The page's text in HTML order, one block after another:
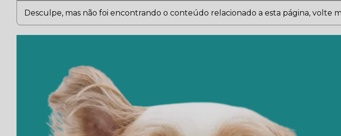
Desculpe, mas não foi encontrando o conteúdo relacionado a esta página, volte